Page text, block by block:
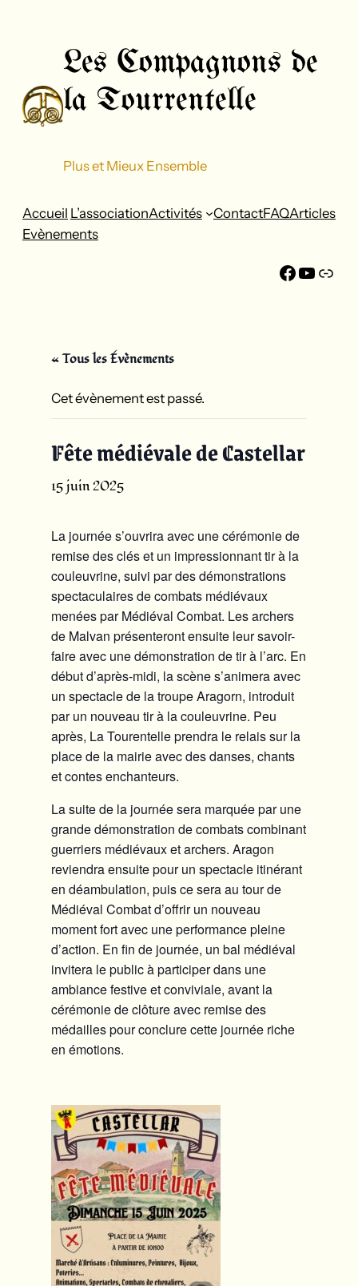
Les Compagnons de
la Tourrentelle
Plus et Mieux Ensemble
Accueil L’associationActivités ContactFAQArticles
Evènements
« Tous les Évènements
Cet évènement est passé.
Fête médiévale de Castellar
15 juin 2025
La journée s’ouvrira avec une cérémonie de
remise des clés et un impressionnant tir à la
couleuvrine, suivi par des démonstrations
spectaculaires de combats médiévaux
menées par Médiéval Combat. Les archers
de Malvan présenteront ensuite leur savoir-
faire avec une démonstration de tir à l’arc. En
début d’après-midi, la scène s’animera avec
un spectacle de la troupe Aragorn, introduit
par un nouveau tir à la couleuvrine. Peu
après, La Tourentelle prendra le relais sur la
place de la mairie avec des danses, chants
et contes enchanteurs.
La suite de la journée sera marquée par une
grande démonstration de combats combinant
guerriers médiévaux et archers. Aragon
reviendra ensuite pour un spectacle itinérant
en déambulation, puis ce sera au tour de
Médiéval Combat d’offrir un nouveau
moment fort avec une performance pleine
d’action. En fin de journée, un bal médiéval
invitera le public à participer dans une
ambiance festive et conviviale, avant la
cérémonie de clôture avec remise des
médailles pour conclure cette journée riche
en émotions.